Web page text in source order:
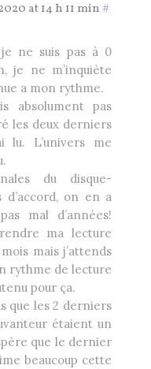
at 14 h 11 min#
ne suis pas à 0
je ne m’inquiète
a mon rythme.
absolument pas
les deux derniers
lu. L’univers me
du disque-
d’accord, on en a
mal d’années!
ma lecture
mais j’attends
rythme de lecture
pour ça.
que les 2 derniers
étaient un
que le dernier
beaucoup cette